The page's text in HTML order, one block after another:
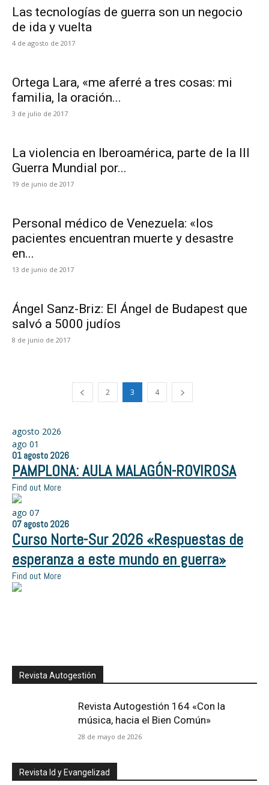
Las tecnologías de guerra son un negocio
de ida y vuelta
4 de agosto de 2017
Ortega Lara, «me aferré a tres cosas: mi
familia, la oración...
3 de julio de 2017
La violencia en Iberoamérica, parte de la III
Guerra Mundial por...
19 de junio de 2017
Personal médico de Venezuela: «los
pacientes encuentran muerte y desastre
en...
13 de junio de 2017
Ángel Sanz-Briz: El Ángel de Budapest que
salvó a 5000 judíos
8 de junio de 2017
2 3 4
agosto 2026
ago 01
01 agosto 2026
PAMPLONA: AULA MALAGÓN-ROVIROSA
Find out More
ago 07
07 agosto 2026
Curso Norte-Sur 2026 «Respuestas de
esperanza a este mundo en guerra»
Find out More
Revista Autogestión
Revista Autogestión 164 «Con la
música, hacia el Bien Común»
28 de mayo de 2026
Revista Id y Evangelizad